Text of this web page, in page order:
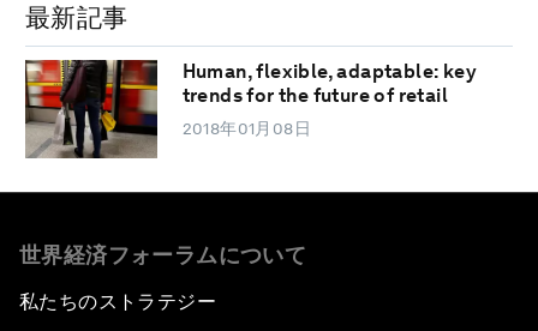
最新記事
Human, flexible, adaptable: key
trends for the future of retail
2018年01月08日
世界経済フォーラムについて
私たちのストラテジー